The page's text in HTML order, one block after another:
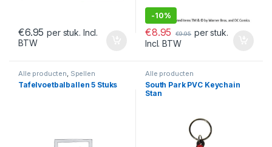
€6.95 per stuk. Incl.
BTW
-10%
€8.95 €9.95 per stuk.
Incl. BTW
Alle producten, Spellen
Tafelvoetbalballen 5 Stuks
Alle producten
South Park PVC Keychain
Stan